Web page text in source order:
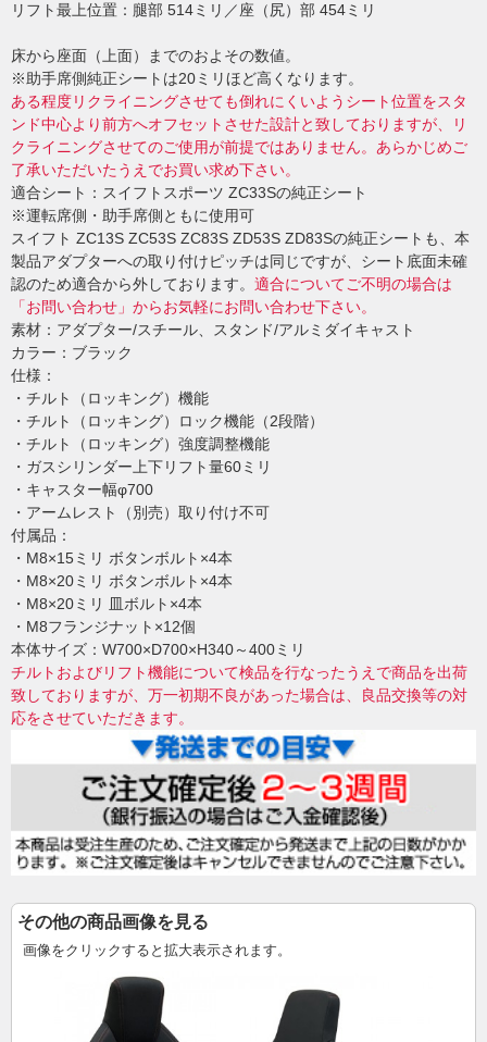
リフト最上位置：腿部 514ミリ／座（尻）部 454ミリ
床から座面（上面）までのおよその数値。
※助手席側純正シートは20ミリほど高くなります。
ある程度リクライニングさせても倒れにくいようシート位置をスタ
ンド中心より前方へオフセットさせた設計と致しておりますが、リ
クライニングさせてのご使用が前提ではありません。あらかじめご
了承いただいたうえでお買い求め下さい。
適合シート：スイフトスポーツ ZC33Sの純正シート
※運転席側・助手席側ともに使用可
スイフト ZC13S ZC53S ZC83S ZD53S ZD83Sの純正シートも、本
製品アダプターへの取り付けピッチは同じですが、シート底面未確
認のため適合から外しております。 適合についてご不明の場合は
「お問い合わせ」からお気軽にお問い合わせ下さい。
素材：アダプター/スチール、スタンド/アルミダイキャスト
カラー：ブラック
仕様：
・チルト（ロッキング）機能
・チルト（ロッキング）ロック機能（2段階）
・チルト（ロッキング）強度調整機能
・ガスシリンダー上下リフト量60ミリ
・キャスター幅φ700
・アームレスト（別売）取り付け不可
付属品：
・M8×15ミリ ボタンボルト×4本
・M8×20ミリ ボタンボルト×4本
・M8×20ミリ 皿ボルト×4本
・M8フランジナット×12個
本体サイズ：W700×D700×H340～400ミリ
チルトおよびリフト機能について検品を行なったうえで商品を出荷
致しておりますが、万一初期不良があった場合は、良品交換等の対
応をさせていただきます。
その他の商品画像を見る
画像をクリックすると拡大表示されます。